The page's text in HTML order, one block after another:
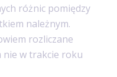
różnic pomiędzy
należnym.
rozliczane
nie w trakcie roku